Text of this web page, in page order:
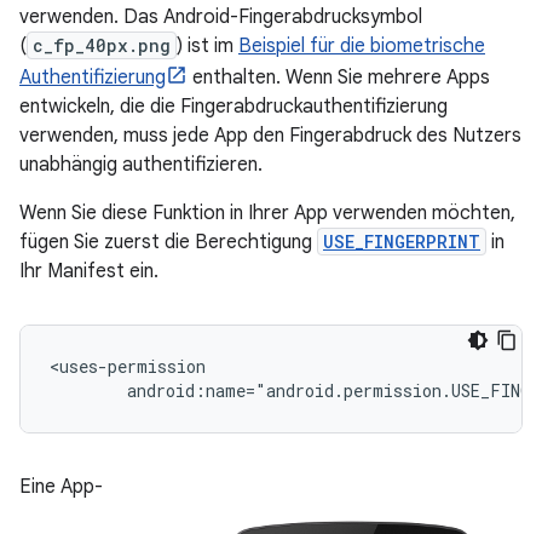
verwenden. Das Android-Fingerabdrucksymbol
( c_fp_40px.png ) ist im Beispiel für die biometrische
Authentifizierung
enthalten. Wenn Sie mehrere Apps
entwickeln, die die Fingerabdruckauthentifizierung
verwenden, muss jede App den Fingerabdruck des Nutzers
unabhängig authentifizieren.
Wenn Sie diese Funktion in Ihrer App verwenden möchten,
fügen Sie zuerst die Berechtigung USE_FINGERPRINT in
Ihr Manifest ein.
Eine App-